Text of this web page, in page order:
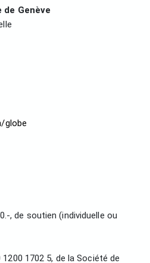
de Genève
globe
, de soutien (individuelle ou
1200 1702 5, de la Société de